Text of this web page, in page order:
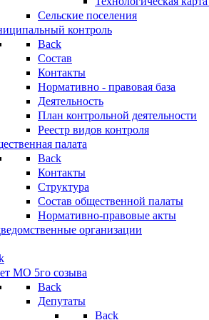
Сельские поселения
контроль
Back
Состав
Контакты
Нормативно - правовая база
Деятельность
План контрольной деятельности
Реестр видов контроля
палата
Back
Контакты
Структура
Состав общественной палаты
Нормативно-правовые акты
организации
МО 5го созыва
Back
Депутаты
Back